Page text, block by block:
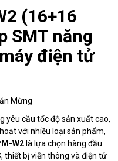
(16+16
SMT năng
điện tử
Mừng
yêu cầu tốc độ sản xuất cao,
với nhiều loại sản phẩm,
W2 là lựa chọn hàng đầu
thiết bị viễn thông và điện tử